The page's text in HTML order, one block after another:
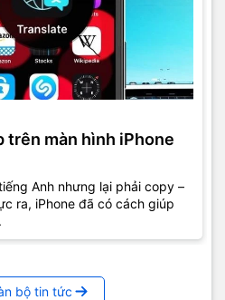
trên màn hình iPhone
Anh nhưng lại phải copy –
ra, iPhone đã có cách giúp
bộ tin tức